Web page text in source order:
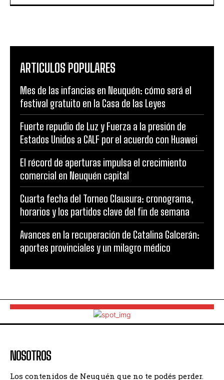
ARTICULOS POPULARES
Mes de las infancias en Neuquén: cómo será el
festival gratuito en la Casa de las Leyes
Fuerte repudio de Luz y Fuerza a la presión de
Estados Unidos a CALF por el acuerdo con Huawei
El récord de aperturas impulsa el crecimiento
comercial en Neuquén capital
Cuarta fecha del Torneo Clausura: cronograma,
horarios y los partidos clave del fin de semana
Avances en la recuperación de Catalina Galcerán:
aportes provinciales y un milagro médico
NOSOTROS
Los contenidos de Neuquén que no te podés perder.